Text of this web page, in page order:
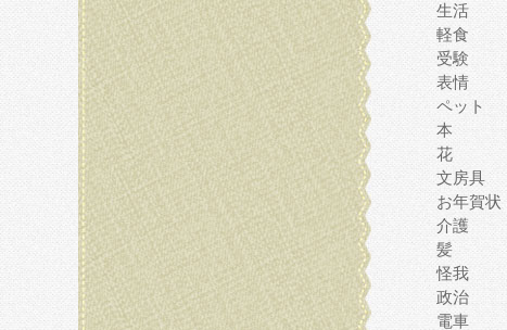
生活
軽食
受験
表情
ペット
本
花
文房具
お年賀状
介護
髪
怪我
政治
電車